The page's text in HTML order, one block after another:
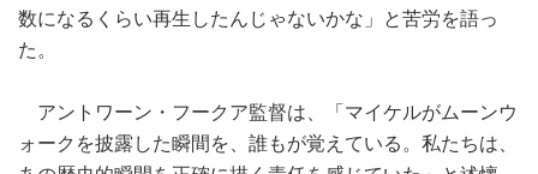
数になるくらい再生したんじゃないかな」と苦労を語っ
た。
アントワーン・フークア監督は、「マイケルがムーンウ
ォークを披露した瞬間を、誰もが覚えている。私たちは、